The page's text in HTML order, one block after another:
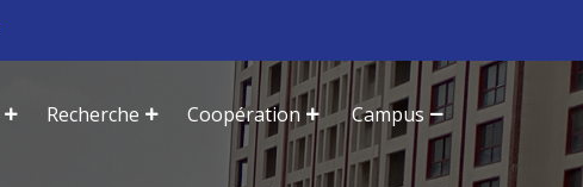
Recherche Coopération Campus